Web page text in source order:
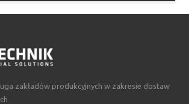
zakładów produkcyjnych w zakresie dostaw